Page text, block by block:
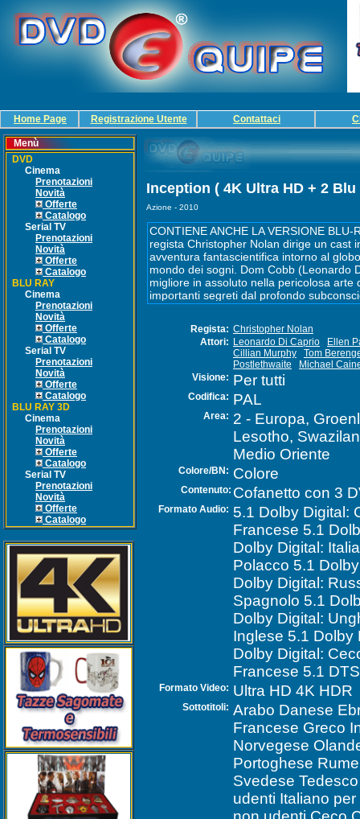
Home Page Registrazione Utente Contattaci
Menù
DVD
Cinema
Prenotazioni
Novità
Offerte
Catalogo
Serial TV
Prenotazioni
Novità
Offerte
Catalogo
BLU RAY
Cinema
Prenotazioni
Novità
Offerte
Catalogo
Serial TV
Prenotazioni
Novità
Offerte
Catalogo
BLU RAY 3D
Cinema
Prenotazioni
Novità
Offerte
Catalogo
Serial TV
Prenotazioni
Novità
Offerte
Catalogo
Inception ( 4K Ultra HD + 2
Azione - 2010
Regista: Christopher Nolan
Attori: Leonardo Di Caprio
Ellen
Cillian Murphy
Tom
Postlethwaite
Michael
Visione: Per tutti
Codifica: PAL
Area: 2 - Europa,
Lesotho,
Medio Oriente
Colore/BN: Colore
Contenuto: Cofanetto con 3
Formato Audio: 5.1 Dolby Digital:
Francese 5.1
Dolby Digital:
Polacco 5.1
Dolby Digital:
Spagnolo 5.1
Dolby Digital:
Inglese 5.1 Dolby
Dolby Digital:
Francese 5.1
Formato Video: Ultra HD 4K HDR
Sottotitoli: Arabo Danese
Francese Greco
Norvegese
Portoghese
Svedese
udenti Italiano